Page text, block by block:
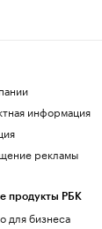
информация
рекламы
продукты РБК
для бизнеса